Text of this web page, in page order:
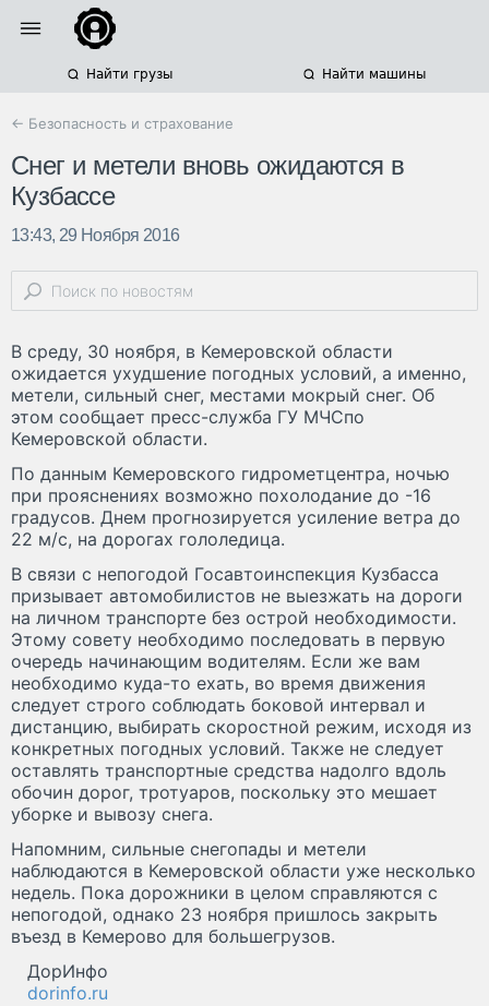
Найти грузы Найти машины
← Безопасность и страхование
Снег и метели вновь ожидаются в
Кузбассе
13:43, 29 Ноября 2016
В среду, 30 ноября, в Кемеровской области
ожидается ухудшение погодных условий, а именно,
метели, сильный снег, местами мокрый снег. Об
этом сообщает пресс-служба ГУ МЧСпо
Кемеровской области.
По данным Кемеровского гидрометцентра, ночью
при прояснениях возможно похолодание до -16
градусов. Днем прогнозируется усиление ветра до
22 м/с, на дорогах гололедица.
В связи с непогодой Госавтоинспекция Кузбасса
призывает автомобилистов не выезжать на дороги
на личном транспорте без острой необходимости.
Этому совету необходимо последовать в первую
очередь начинающим водителям. Если же вам
необходимо куда-то ехать, во время движения
следует строго соблюдать боковой интервал и
дистанцию, выбирать скоростной режим, исходя из
конкретных погодных условий. Также не следует
оставлять транспортные средства надолго вдоль
обочин дорог, тротуаров, поскольку это мешает
уборке и вывозу снега.
Напомним, сильные снегопады и метели
наблюдаются в Кемеровской области уже несколько
недель. Пока дорожники в целом справляются с
непогодой, однако 23 ноября пришлось закрыть
въезд в Кемерово для большегрузов.
ДорИнфо
dorinfo.ru